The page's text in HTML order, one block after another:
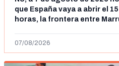
que España vaya a abrir el
horas, la frontera entre
07/08/2026